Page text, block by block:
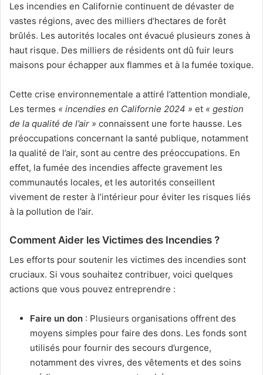
Les incendies en Californie continuent de dévaster de
vastes régions, avec des milliers d’hectares de forêt
brûlés. Les autorités locales ont évacué plusieurs zones à
haut risque. Des milliers de résidents ont dû fuir leurs
maisons pour échapper aux flammes et à la fumée toxique.
Cette crise environnementale a attiré l’attention mondiale,
Les termes « incendies en Californie 2024 » et « gestion
de la qualité de l’air » connaissent une forte hausse. Les
préoccupations concernant la santé publique, notamment
la qualité de l’air, sont au centre des préoccupations. En
effet, la fumée des incendies affecte gravement les
communautés locales, et les autorités conseillent
vivement de rester à l’intérieur pour éviter les risques liés
à la pollution de l’air.
Comment Aider les Victimes des Incendies ?
Les efforts pour soutenir les victimes des incendies sont
cruciaux. Si vous souhaitez contribuer, voici quelques
actions que vous pouvez entreprendre :
Faire un don : Plusieurs organisations offrent des
moyens simples pour faire des dons. Les fonds sont
utilisés pour fournir des secours d’urgence,
notamment des vivres, des vêtements et des soins